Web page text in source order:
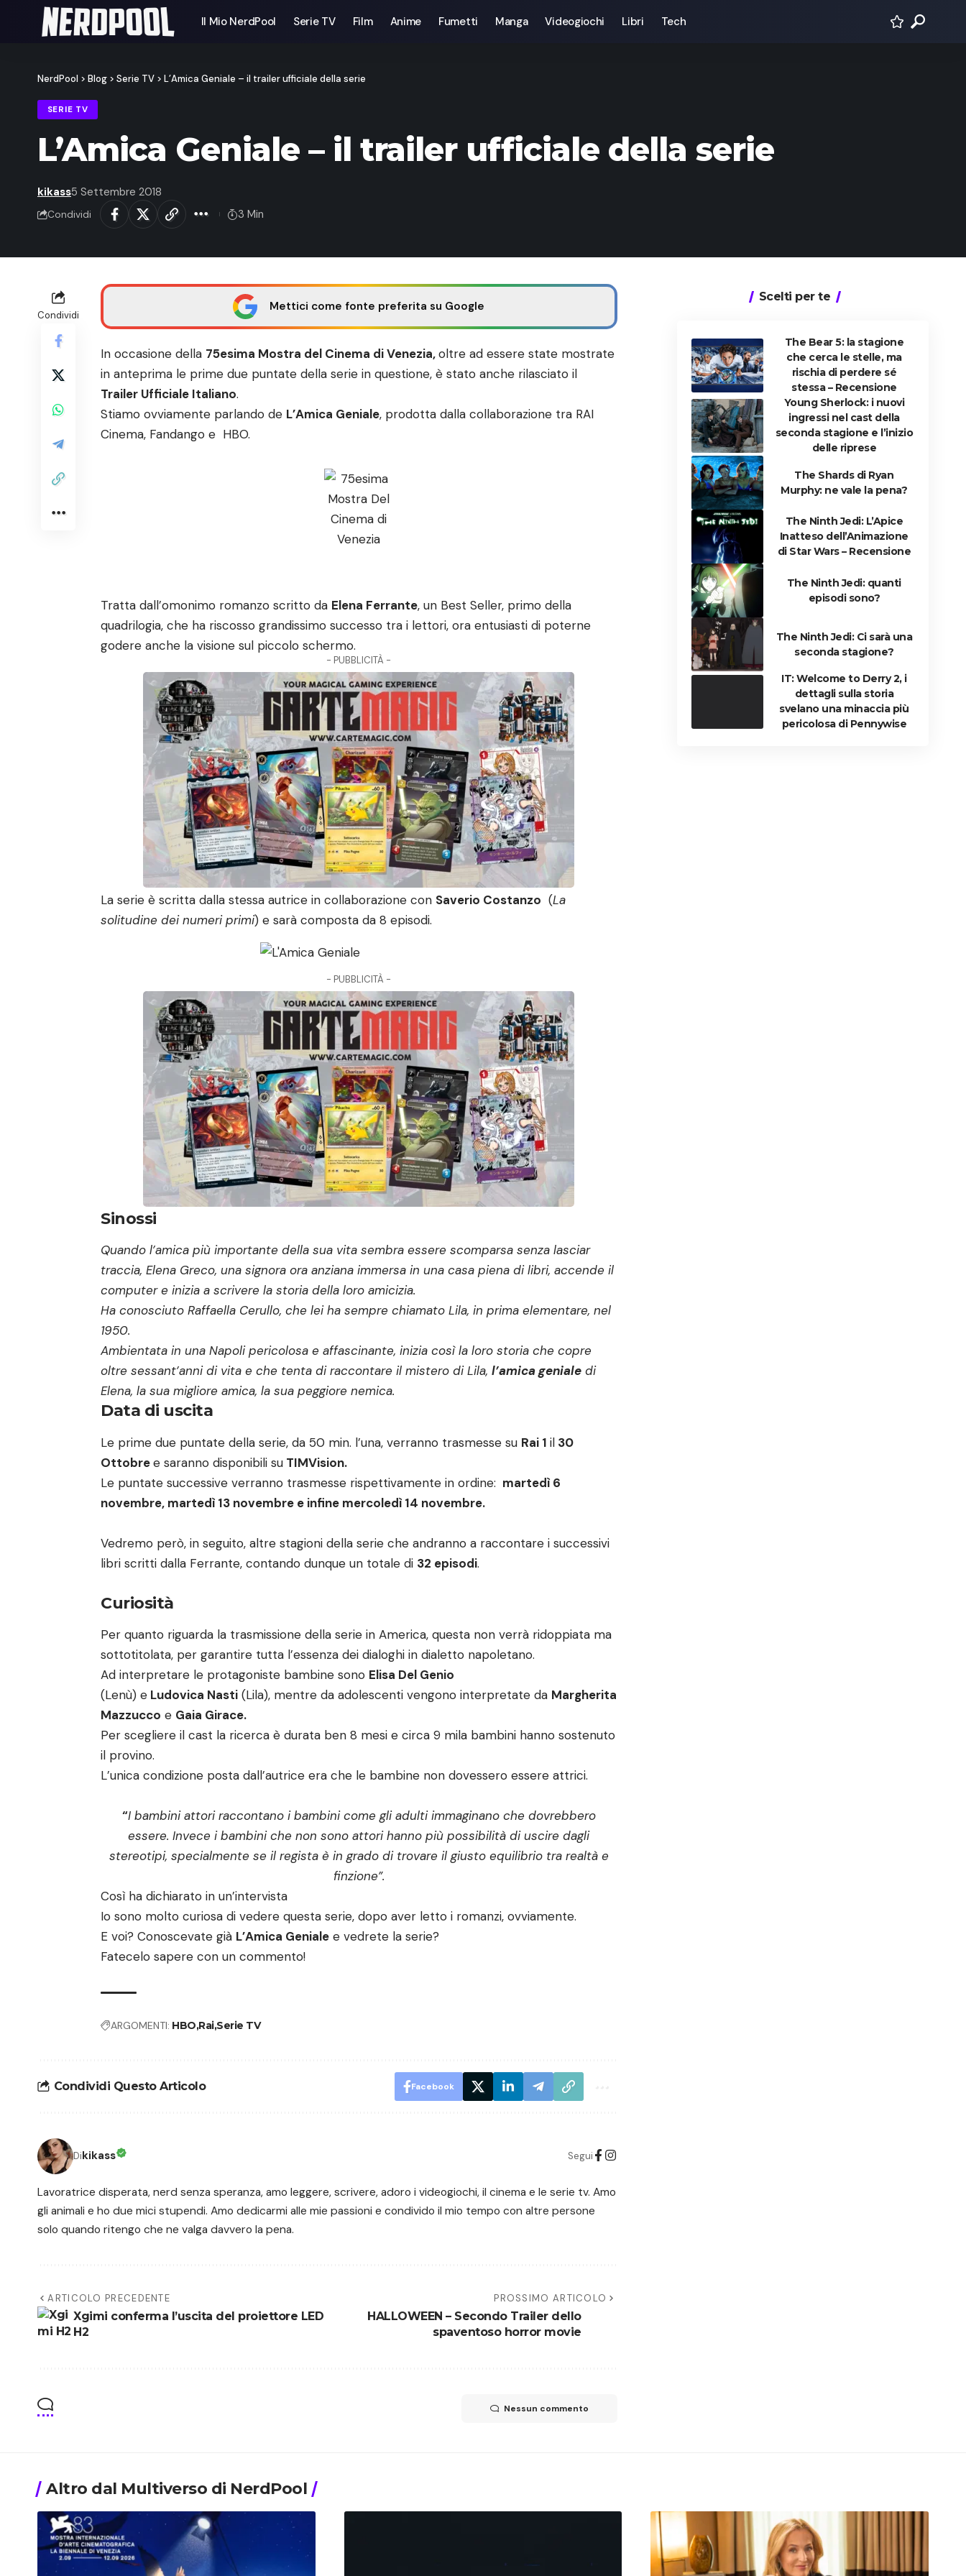
Il Mio NerdPool Serie TV Film Anime Fumetti Manga Videogiochi Libri Tech
NerdPool > Blog > Serie TV > L’Amica Geniale – il trailer ufficiale della serie
SERIE TV
L’Amica Geniale – il trailer ufficiale della serie
kikass5 Settembre 2018
Condividi 3 Min
Condividi
Mettici come fonte preferita su Google
In occasione della 75esima Mostra del Cinema di Venezia,oltre ad essere state mostrate
in anteprima le prime due puntate della serie in questione, è stato anche rilasciato il
Trailer Ufficiale Italiano.
Stiamo ovviamente parlando de L’Amica Geniale, prodotta dalla collaborazione tra RAI
Cinema, Fandango e HBO.
Tratta dall’omonimo romanzo scritto da Elena Ferrante, un Best Seller, primo della
quadrilogia, che ha riscosso grandissimo successo tra i lettori, ora entusiasti di poterne
godere anche la visione sul piccolo schermo.
- PUBBLICITÀ -
La serie è scritta dalla stessa autrice in collaborazione con Saverio Costanzo (La
solitudine dei numeri primi) e sarà composta da 8 episodi.
- PUBBLICITÀ -
Sinossi
Quando l’amica più importante della sua vita sembra essere scomparsa senza lasciar
traccia, Elena Greco, una signora ora anziana immersa in una casa piena di libri, accende il
computer e inizia a scrivere la storia della loro amicizia.
Ha conosciuto Raffaella Cerullo, che lei ha sempre chiamato Lila, in prima elementare, nel
1950.
Ambientata in una Napoli pericolosa e affascinante, inizia così la loro storia che copre
oltre sessant’anni di vita e che tenta di raccontare il mistero di Lila, l’amica geniale di
Elena, la sua migliore amica, la sua peggiore nemica.
Data di uscita
Le prime due puntate della serie, da 50 min. l’una, verranno trasmesse su Rai 1 il 30
Ottobree saranno disponibili su TIMVision.
Le puntate successive verranno trasmesse rispettivamente in ordine: martedì 6
novembre, martedì 13 novembre e infine mercoledì 14 novembre.
Vedremo però, in seguito, altre stagioni della serie che andranno a raccontare i successivi
libri scritti dalla Ferrante, contando dunque un totale di 32 episodi.
Curiosità
Per quanto riguarda la trasmissione della serie in America, questa non verrà ridoppiata ma
sottotitolata, per garantire tutta l’essenza dei dialoghi in dialetto napoletano.
Ad interpretare le protagoniste bambine sono Elisa Del Genio
(Lenù) e Ludovica Nasti (Lila), mentre da adolescenti vengono interpretate da Margherita
Mazzucco e Gaia Girace.
Per scegliere il cast la ricerca è durata ben 8 mesi e circa 9 mila bambini hanno sostenuto
il provino.
L’unica condizione posta dall’autrice era che le bambine non dovessero essere attrici.
“I bambini attori raccontano i bambini come gli adulti immaginano che dovrebbero
essere. Invece i bambini che non sono attori hanno più possibilità di uscire dagli
stereotipi, specialmente se il regista è in grado di trovare il giusto equilibrio tra realtà e
finzione”.
Così ha dichiarato in un’intervista
Io sono molto curiosa di vedere questa serie, dopo aver letto i romanzi, ovviamente.
E voi? Conoscevate già L’Amica Geniale e vedrete la serie?
Fatecelo sapere con un commento!
ARGOMENTI: HBO RaiSerie TV
Condividi Questo Articolo Facebook
Dikikass Segui
Lavoratrice disperata, nerd senza speranza, amo leggere, scrivere, adoro i videogiochi, il cinema e le serie tv. Amo
gli animali e ho due mici stupendi. Amo dedicarmi alle mie passioni e condivido il mio tempo con altre persone
solo quando ritengo che ne valga davvero la pena.
ARTICOLO PRECEDENTE
Xgimi conferma l’uscita del proiettore LED
H2
PROSSIMO ARTICOLO
HALLOWEEN – Secondo Trailer dello
spaventoso horror movie
Nessun commento
Scelti per te
The Bear 5: la stagione
che cerca le stelle, ma
rischia di perdere sé
stessa – Recensione
Young Sherlock: i nuovi
ingressi nel cast della
seconda stagione e l’inizio
delle riprese
The Shards di Ryan
Murphy: ne vale la pena?
The Ninth Jedi: L’Apice
Inatteso dell’Animazione
di Star Wars – Recensione
The Ninth Jedi: quanti
episodi sono?
The Ninth Jedi: Ci sarà una
seconda stagione?
IT: Welcome to Derry 2, i
dettagli sulla storia
svelano una minaccia più
pericolosa di Pennywise
Altro dal Multiverso di NerdPool